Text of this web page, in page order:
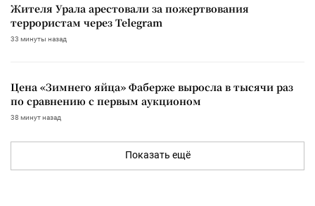
Жителя Урала арестовали за пожертвования
террористам через Telegram
33 минуты назад
Цена «Зимнего яйца» Фаберже выросла в тысячи раз
по сравнению с первым аукционом
38 минут назад
Показать ещё